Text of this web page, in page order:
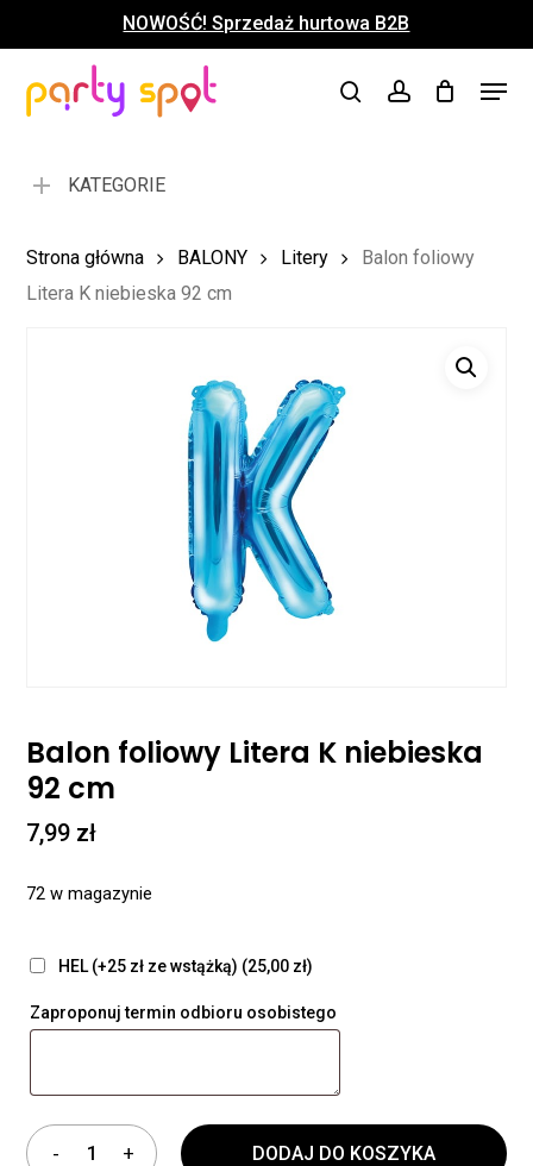
to
content
NOWOŚĆ! Sprzedaż hurtowa B2B
searchaccount
Menu
Koszyk Close
KATEGORIE
Strona główna BALONY Litery
Balon foliowy
Litera K niebieska 92 cm
Balon foliowy Litera K niebieska
92 cm
7,99 zł
72 w magazynie
HEL (+25 zł ze wstążką) (25,00 zł)
Zaproponuj termin odbioru osobistego
DODAJ DO KOSZYKA
Menu